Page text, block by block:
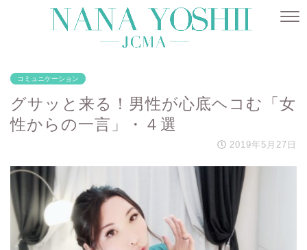
コミュニケーション
グサッと来る！男性が心底ヘコむ「女
性からの一言」・４選
2019年5月27日